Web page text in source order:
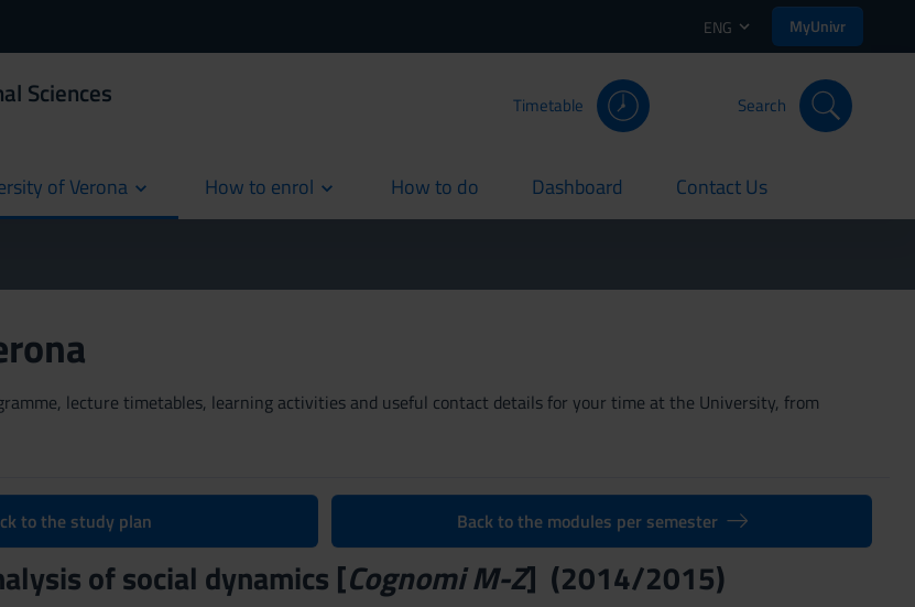
ENG MyUnivr
Sciences Timetable Search
of Verona How to enrol How to do
current Dashboard
current Contact Us
current
lecture timetables, learning activities and useful contact details for your time at the University, from
to the study plan Back to the modules per semester
of social dynamics [Cognomi M-Z] (2014/2015)